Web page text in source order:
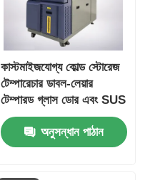
কাস্টমাইজযোগ্য কোল্ড স্টোরেজ
টেম্পারেচার ডাবল-লেয়ার
টেম্পারড গ্লাস ডোর এবং SUS
#304 স্টেইনলেস স্টিল
ইন্টেরিয়র সহ এনভায়রনমেন্টাল
টেস্ট চেম্বার
অনুসন্ধান পাঠান